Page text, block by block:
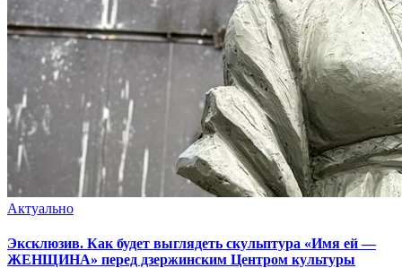
Актуально
Эксклюзив. Как будет выглядеть скульптура «Имя ей —
ЖЕНЩИНА» перед дзержинским Центром культуры